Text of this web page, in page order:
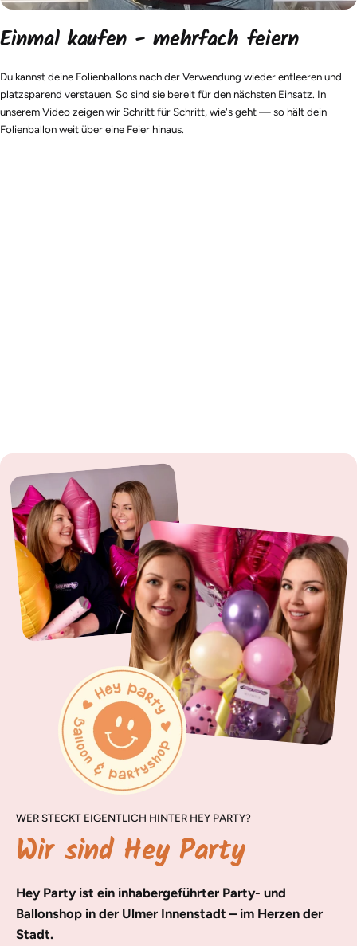
Einmal kaufen - mehrfach feiern
Du kannst deine Folienballons nach der Verwendung wieder entleeren und
platzsparend verstauen. So sind sie bereit für den nächsten Einsatz. In
unserem Video zeigen wir Schritt für Schritt, wie's geht — so hält dein
Folienballon weit über eine Feier hinaus.
WER STECKT EIGENTLICH HINTER HEY PARTY?
Wir sind Hey Party
Hey Party ist ein inhabergeführter Party- und
Ballonshop in der Ulmer Innenstadt – im Herzen der
Stadt.